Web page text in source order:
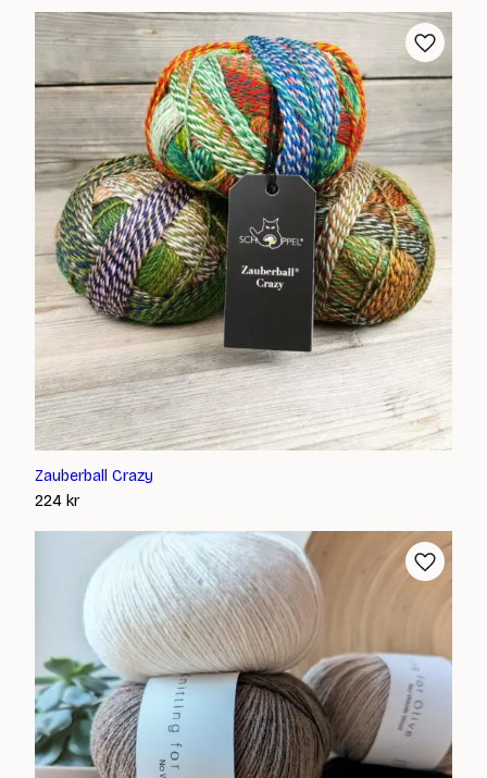
Zauberball Crazy
224 kr